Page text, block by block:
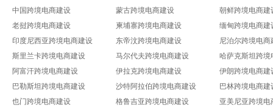
中国跨境电商建设 蒙古跨境电商建设
朝鲜跨境电商建
老挝跨境电商建设
柬埔寨跨境电商建设
缅甸跨境电商建
印度尼西亚跨境电商建设
东帝汶跨境电商建设
尼泊尔跨境电商
斯里兰卡跨境电商建设
马尔代夫跨境电商建设
哈萨克斯坦跨境
阿富汗跨境电商建设
伊拉克跨境电商建设
伊朗跨境电商建
巴勒斯坦跨境电商建设
沙特阿拉伯跨境电商建设
巴林跨境电商建
也门跨境电商建设
格鲁吉亚跨境电商建设
亚美尼亚跨境电